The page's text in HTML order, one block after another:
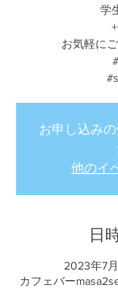
学
お気軽に
お申し込み
他のイ
日
2023年7
カフェバー